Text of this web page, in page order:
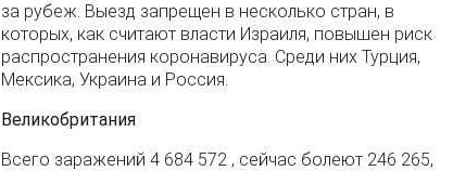
за рубеж. Выезд запрещен в несколько стран, в
которых, как считают власти Израиля, повышен риск
распространения коронавируса. Среди них Турция,
Мексика, Украина и Россия.
Великобритания
Всего заражений 4 684 572 , сейчас болеют 246 265,